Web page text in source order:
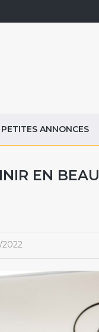
PETITES ANNONCES
EN
2022